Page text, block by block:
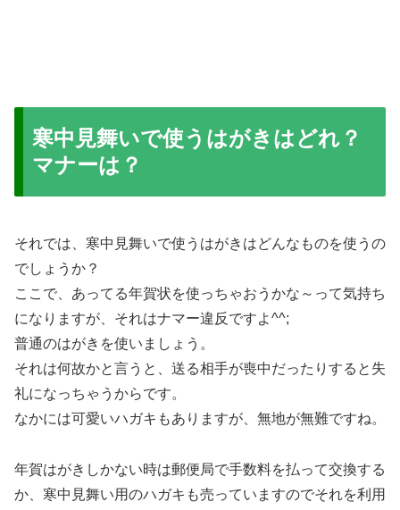
寒中見舞いで使うはがきはどれ？
マナーは？
それでは、寒中見舞いで使うはがきはどんなものを使うの
でしょうか？
ここで、あってる年賀状を使っちゃおうかな～って気持ち
になりますが、それはナマー違反ですよ^^;
普通のはがきを使いましょう。
それは何故かと言うと、送る相手が喪中だったりすると失
礼になっちゃうからです。
なかには可愛いハガキもありますが、無地が無難ですね。
年賀はがきしかない時は郵便局で手数料を払って交換する
か、寒中見舞い用のハガキも売っていますのでそれを利用